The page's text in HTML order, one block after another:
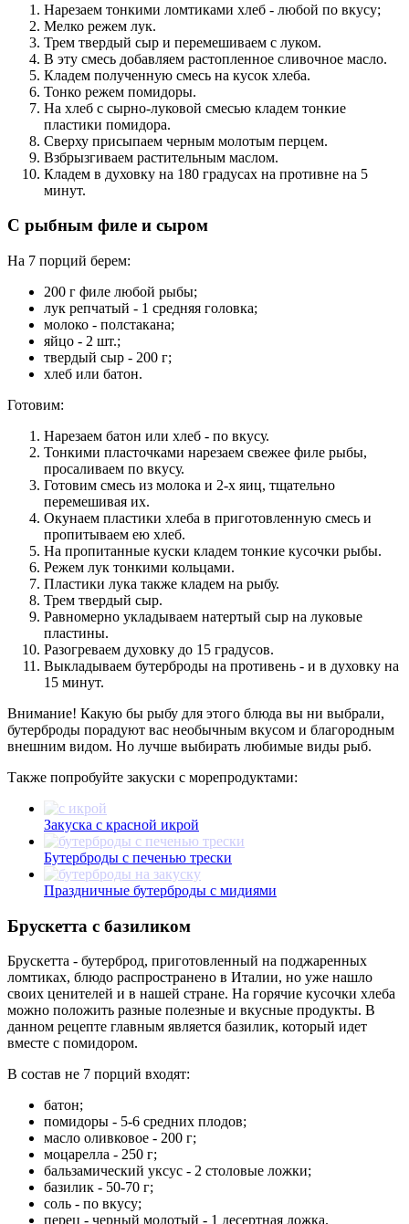
Нарезаем тонкими ломтиками хлеб - любой по вкусу;
Мелко режем лук.
Трем твердый сыр и перемешиваем с луком.
В эту смесь добавляем растопленное сливочное масло.
Кладем полученную смесь на кусок хлеба.
Тонко режем помидоры.
На хлеб с сырно-луковой смесью кладем тонкие
пластики помидора.
Сверху присыпаем черным молотым перцем.
Взбрызгиваем растительным маслом.
Кладем в духовку на 180 градусах на противне на 5
минут.
С рыбным филе и сыром
На 7 порций берем:
200 г филе любой рыбы;
лук репчатый - 1 средняя головка;
молоко - полстакана;
яйцо - 2 шт.;
твердый сыр - 200 г;
хлеб или батон.
Готовим:
Нарезаем батон или хлеб - по вкусу.
Тонкими пласточками нарезаем свежее филе рыбы,
просаливаем по вкусу.
Готовим смесь из молока и 2-х яиц, тщательно
перемешивая их.
Окунаем пластики хлеба в приготовленную смесь и
пропитываем ею хлеб.
На пропитанные куски кладем тонкие кусочки рыбы.
Режем лук тонкими кольцами.
Пластики лука также кладем на рыбу.
Трем твердый сыр.
Равномерно укладываем натертый сыр на луковые
пластины.
Разогреваем духовку до 15 градусов.
Выкладываем бутерброды на противень - и в духовку на
15 минут.
Внимание! Какую бы рыбу для этого блюда вы ни выбрали,
бутерброды порадуют вас необычным вкусом и благородным
внешним видом. Но лучше выбирать любимые виды рыб.
Также попробуйте закуски с морепродуктами:
Закуска с красной икрой
Бутерброды с печенью трески
Праздничные бутерброды с мидиями
Брускетта с базиликом
Брускетта - бутерброд, приготовленный на поджаренных
ломтиках, блюдо распространено в Италии, но уже нашло
своих ценителей и в нашей стране. На горячие кусочки хлеба
можно положить разные полезные и вкусные продукты. В
данном рецепте главным является базилик, который идет
вместе с помидором.
В состав не 7 порций входят:
батон;
помидоры - 5-6 средних плодов;
масло оливковое - 200 г;
моцарелла - 250 г;
бальзамический уксус - 2 столовые ложки;
базилик - 50-70 г;
соль - по вкусу;
перец - черный молотый - 1 десертная ложка.